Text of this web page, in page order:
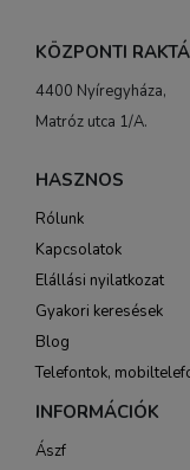
KÖZPONTI
4400 Nyíregyháza,
Matróz utca 1/A.
HASZNOS
Rólunk
Kapcsolatok
Elállási nyilatkozat
Gyakori keresések
Blog
Telefontok,
INFORMÁCIÓK
Ászf